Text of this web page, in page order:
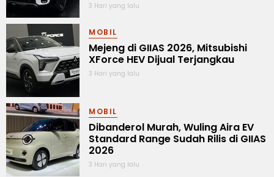
3 Hari yang lalu
MOBIL
Mejeng di GIIAS 2026, Mitsubishi
XForce HEV Dijual Terjangkau
3 Hari yang lalu
MOBIL
Dibanderol Murah, Wuling Aira EV
Standard Range Sudah Rilis di GIIAS
2026
3 Hari yang lalu